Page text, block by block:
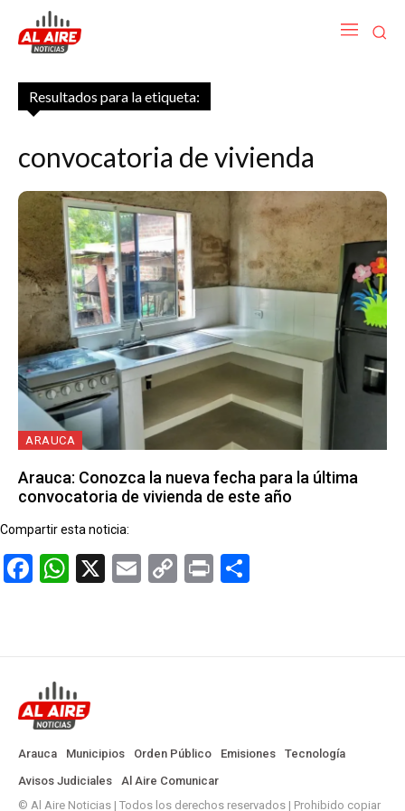
Resultados para la etiqueta:
convocatoria de vivienda
ARAUCA
Arauca: Conozca la nueva fecha para la última
convocatoria de vivienda de este año
Compartir esta noticia:
Facebook
WhatsApp
X EmailCopy
Print
Arauca Municipios Orden Público Emisiones
Tecnología
Avisos Judiciales
Al Aire Comunicar
© Al Aire Noticias | Todos los derechos reservados | Prohibido copiar